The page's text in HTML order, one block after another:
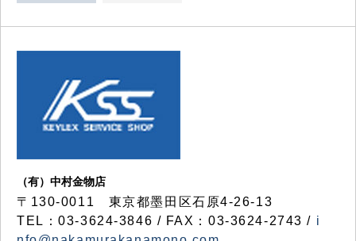
（有）中村金物店
〒130-0011 東京都墨田区石原4-26-13
TEL：03-3624-3846 / FAX：03-3624-2743 / i